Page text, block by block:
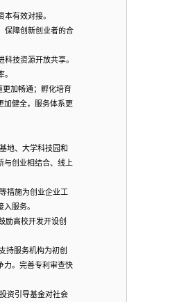
有效对接。
保障创新创业者的合
技资源开放共享。
加畅通；孵化培育
加健全，服务体系更
地、大学科技园和
与创业相结合、线上
措施为创业企业工
服务。
励高校开发开设创
持服务机构为初创
力。完善专利审查快
资引导基金对社会